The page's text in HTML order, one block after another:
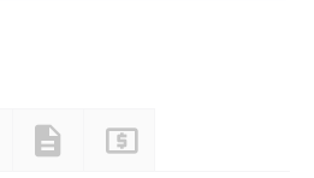
Цветовая
палитра
Документы